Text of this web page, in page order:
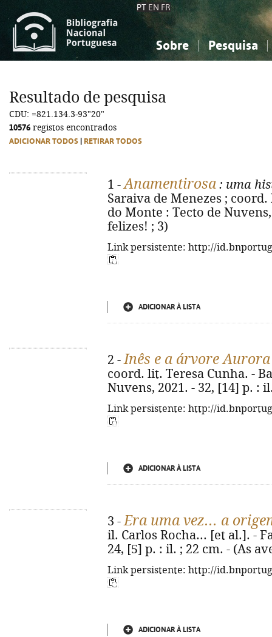
PT EN FR
Sobre Pesquisa
Ciências sociais...
Ciências sociais...
Resultado de pesquisa
CDU: =821.134.3-93"20"
10576 registos encontrados
ADICIONAR TODOS RETIRAR TODOS
1 -Anamentirosa : uma
Saraiva de Menezes ;
do Monte : Tecto de
felizes! ; 3)
Link persistente: http://
ADICIONAR À LISTA
2 -Inês e a árvore Aurora
coord. lit. Teresa Cunha. -
Nuvens, 2021. - 32, [14] p. :
Link persistente: http://
ADICIONAR À LISTA
3 -Era uma vez... a
il. Carlos Rocha... [et al.]. -
24, [5] p. : il. ; 22 cm. - (As
Link persistente: http://
ADICIONAR À LISTA